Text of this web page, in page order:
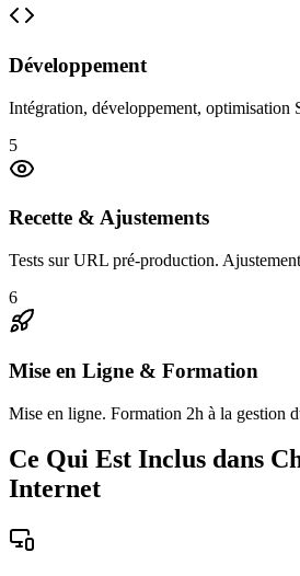
Développement
Intégration, développement, optimisation
5
Recette & Ajustements
Tests sur URL pré-production.
6
Mise en Ligne & Formation
Mise en ligne. Formation 2h à la gestion
Ce Qui Est Inclus dans
Internet